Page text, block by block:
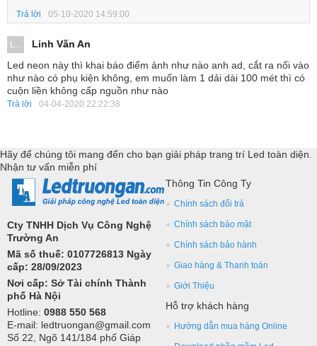
Trả lời 05-10-2020 14:59:00
L...
Linh Văn An
Led neon này thì khai báo điểm ảnh như nào anh ad, cắt ra nối vào
như nào có phụ kiện không, em muốn làm 1 dải dài 100 mét thì có
cuộn liền không cấp nguồn như nào
Trả lời 04-04-2020 22:22:38
Hãy để chúng tôi mang đến cho bạn giải pháp trang trí Led toàn diện.
Nhận tư vấn miễn phí
Cty TNHH Dịch Vụ Công Nghệ
Trường An
Mã số thuế: 0107726813 Ngày
cấp: 28/09/2023
Nơi cấp: Sở Tài chính Thành
phố Hà Nội
Hotline: 0988 550 568
E-mail: ledtruongan@gmail.com
Số 22, Ngõ 141/184 phố Giáp
Thông Tin Công Ty
Chính sách đổi trả
Chính sách bảo mật
Chính sách bảo hành
Giao hàng & Thanh toán
Giới Thiệu
Hỗ trợ khách hàng
Hướng dẫn mua hàng Online